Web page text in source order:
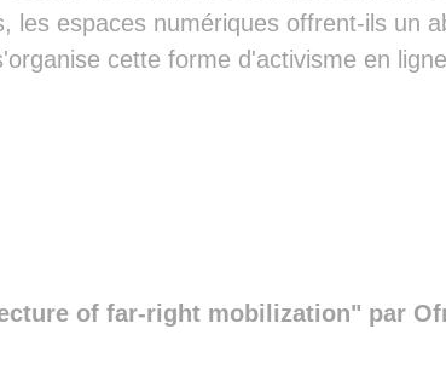
▓██▓█████▓▓▓█▒
les espaces numériques offrent-ils un
cette forme d'activisme en
of far-right mobilization" par